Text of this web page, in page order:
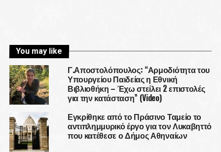
You may like
Γ.Αποστολόπουλος: “Αρμοδιότητα του
Υπουργείου Παιδείας η Εθνική
Βιβλιοθήκη – Έχω στείλει 2 επιστολές
για την κατάσταση” (Video)
Εγκρίθηκε από το Πράσινο Ταμείο το
αντιπλημμυρικό έργο για τον Λυκαβηττό
που κατέθεσε ο Δήμος Αθηναίων